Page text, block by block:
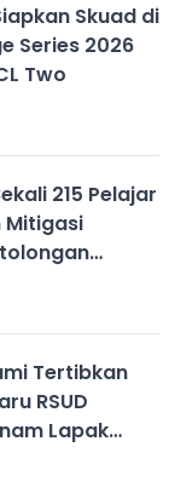
Skuad di
Series 2026
Two
215 Pelajar
Mitigasi
Tertibkan
RSUD
Lapak